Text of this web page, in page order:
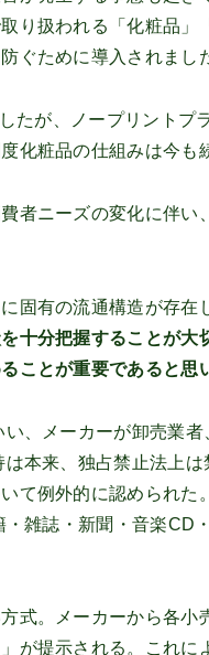
り扱われる「化粧品
ぐために導入されまし
が、ノープリントプ
化粧品の仕組みは今も
者ニーズの変化に伴い
固有の流通構造が存在
十分把握することが
ことが重要であると思
、メーカーが卸売業
本来、独占禁止法上
て例外的に認められ
雑誌・新聞・音楽CD
式。メーカーから各
が提示される。これ